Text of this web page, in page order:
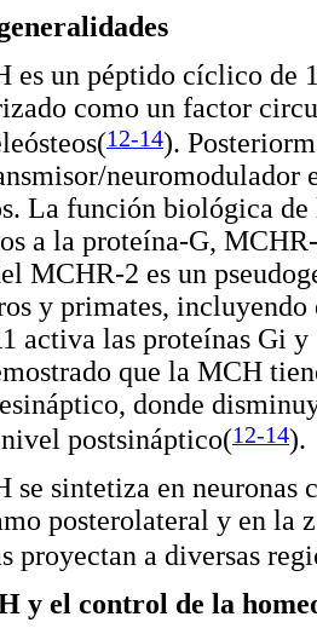
es un péptido cíclico de
como un factor
12-14).
neuromodulador
La función biológica
a la proteína-G,
MCHR-2 es un
y primates, incluyendo
activa las proteínas Gi
que la MCH
donde
postsináptico(12-14).
se sintetiza en neuronas
posterolateral y en la
proyectan a diversas
y el control de la